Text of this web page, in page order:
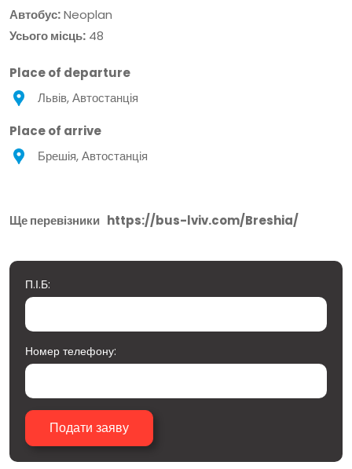
Автобус:Neoplan
Усього місць: 48
Place of departure
Львів, Автостанція
Place of arrive
Брешія, Автостанція
Ще перевізники https://bus-lviv.com/Breshia/
П.І.Б:
Номер телефону: